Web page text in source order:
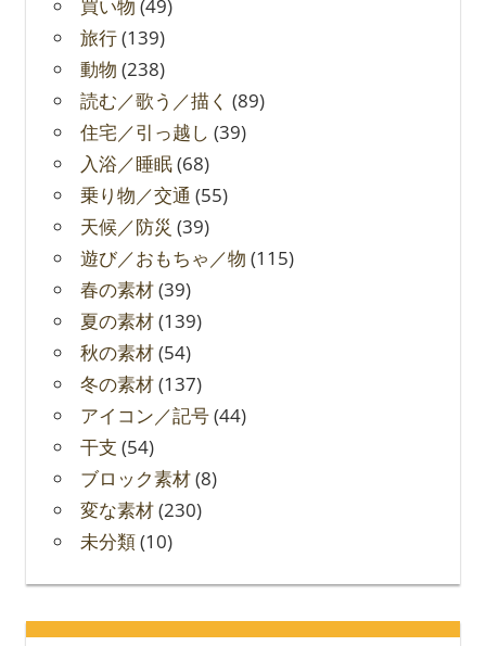
買い物 (49)
旅行(139)
動物 (238)
読む／歌う／描く (89)
住宅／引っ越し (39)
入浴／睡眠(68)
乗り物／交通 (55)
天候／防災 (39)
遊び／おもちゃ／物 (115)
春の素材(39)
夏の素材(139)
秋の素材(54)
冬の素材(137)
アイコン／記号(44)
干支 (54)
ブロック素材(8)
変な素材(230)
未分類(10)